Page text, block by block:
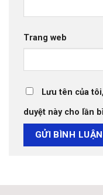
Trang web
Lưu tên của
duyệt này cho lần